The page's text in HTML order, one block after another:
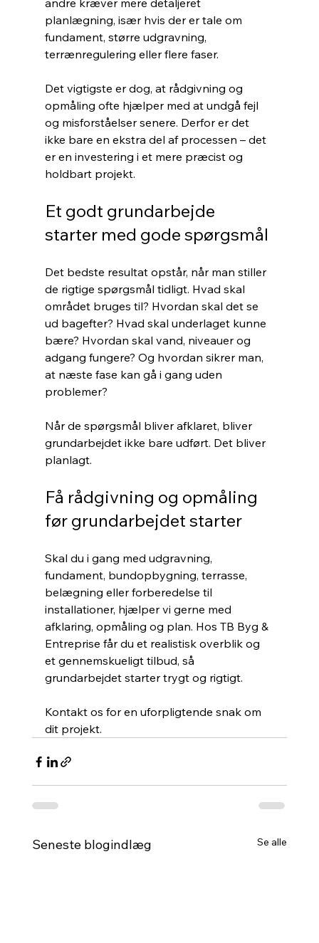
andre kræver mere detaljeret
planlægning, især hvis der er tale om
fundament, større udgravning,
terrænregulering eller flere faser.
Det vigtigste er dog, at rådgivning og
opmåling ofte hjælper med at undgå fejl
og misforståelser senere. Derfor er det
ikke bare en ekstra del af processen – det
er en investering i et mere præcist og
holdbart projekt.
Et godt grundarbejde
starter med gode spørgsmål
Det bedste resultat opstår, når man stiller
de rigtige spørgsmål tidligt. Hvad skal
området bruges til? Hvordan skal det se
ud bagefter? Hvad skal underlaget kunne
bære? Hvordan skal vand, niveauer og
adgang fungere? Og hvordan sikrer man,
at næste fase kan gå i gang uden
problemer?
Når de spørgsmål bliver afklaret, bliver
grundarbejdet ikke bare udført. Det bliver
planlagt.
Få rådgivning og opmåling
før grundarbejdet starter
Skal du i gang med udgravning,
fundament, bundopbygning, terrasse,
belægning eller forberedelse til
installationer, hjælper vi gerne med
afklaring, opmåling og plan. Hos TB Byg &
Entreprise får du et realistisk overblik og
et gennemskueligt tilbud, så
grundarbejdet starter trygt og rigtigt.
Kontakt os for en uforpligtende snak om
dit projekt.
Seneste blogindlæg Se alle